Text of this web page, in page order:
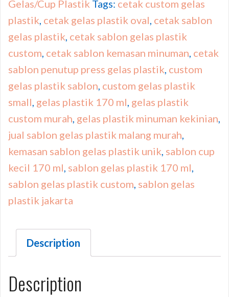
Gelas/Cup Plastik Tags: cetak custom gelas
plastik cetak gelas plastik oval cetak sablon
gelas plastik cetak sablon gelas plastik
custom cetak sablon kemasan minuman cetak
sablon penutup press gelas plastik custom
gelas plastik sablon custom gelas plastik
small gelas plastik 170 ml gelas plastik
custom murah gelas plastik minuman kekinian
jual sablon gelas plastik malang murah
kemasan sablon gelas plastik unik sablon cup
kecil 170 ml sablon gelas plastik 170 ml
sablon gelas plastik custom sablon gelas
plastik jakarta
Description
Description